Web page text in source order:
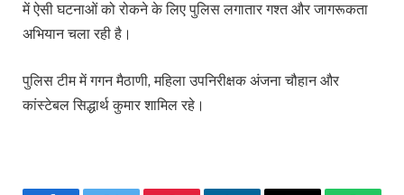
में ऐसी घटनाओं को रोकने के लिए पुलिस लगातार गश्त और जागरूकता
अभियान चला रही है।
पुलिस टीम में गगन मैठाणी, महिला उपनिरीक्षक अंजना चौहान और
कांस्टेबल सिद्धार्थ कुमार शामिल रहे।